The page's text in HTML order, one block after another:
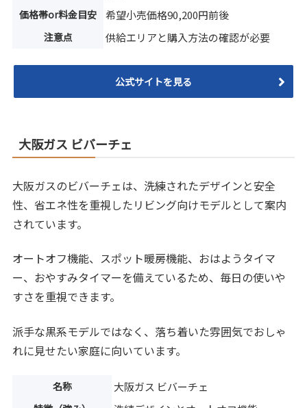
価格帯or料金目安 希望小売価格90,200円前後
注意点 供給エリアと購入方法の確認が必要
公式サイトを見る
大阪ガス ビバーチェ
大阪ガスのビバーチェは、洗練されたデザインと安全
性、省エネ性を重視したリビング向けモデルとして案内
されています。
オートオフ機能、スポット暖房機能、おはようタイマ
ー、おやすみタイマーを備えているため、毎日の使いや
すさを重視できます。
派手な黒系モデルではなく、落ち着いた雰囲気でおしゃ
れに見せたい家庭に向いています。
名称 大阪ガス ビバーチェ